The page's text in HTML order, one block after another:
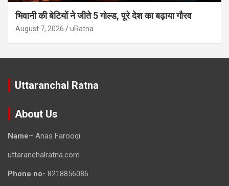
भिवानी की बेटियों ने जीते 5 गोल्ड, पूरे देश का बढ़ाया गौरव
August 7, 2026 uRatna
Uttaranchal Ratna
About Us
Name– Anas Farooqi
uttaranchalratna.com
Phone no- 8218856086